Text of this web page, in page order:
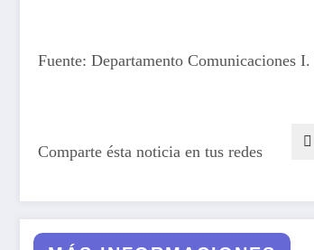
Fuente: Departamento Comunicaciones
Comparte ésta noticia en tus redes